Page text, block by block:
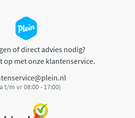
of direct advies nodig?
op met onze klantenservice.
t/m vr 08:00 - 17:00)